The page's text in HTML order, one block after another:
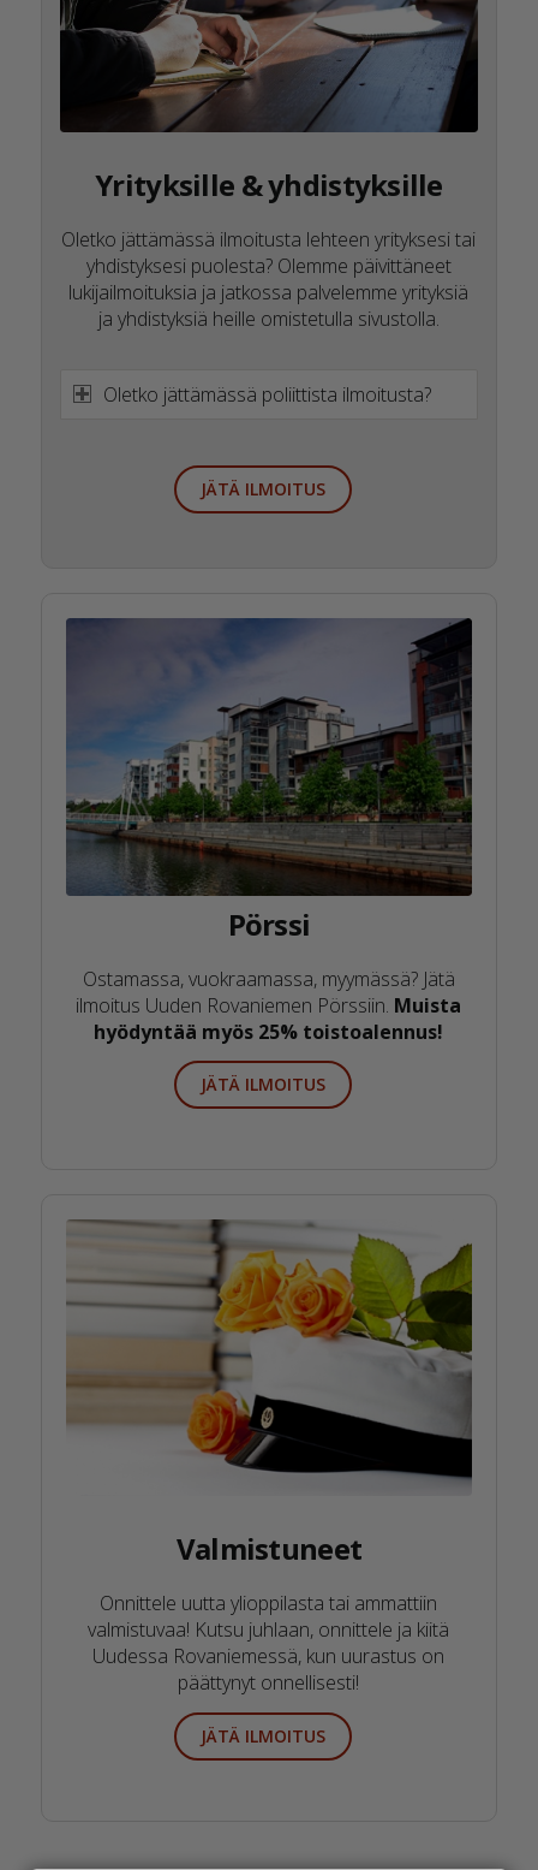
Yrityksille & yhdistyksille
Oletko jättämässä ilmoitusta lehteen yrityksesi tai
yhdistyksesi puolesta? Olemme päivittäneet
lukijailmoituksia ja jatkossa palvelemme yrityksiä
ja yhdistyksiä heille omistetulla sivustolla.
Oletko jättämässä poliittista ilmoitusta?
JÄTÄ ILMOITUS
Pörssi
Ostamassa, vuokraamassa, myymässä? Jätä
ilmoitus Uuden Rovaniemen Pörssiin. Muista
hyödyntää myös 25% toistoalennus!
JÄTÄ ILMOITUS
Valmistuneet
Onnittele uutta ylioppilasta tai ammattiin
valmistuvaa! Kutsu juhlaan, onnittele ja kiitä
Uudessa Rovaniemessä, kun uurastus on
päättynyt onnellisesti!
JÄTÄ ILMOITUS